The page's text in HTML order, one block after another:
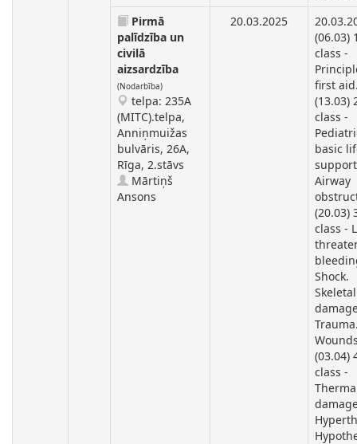
Pirmā
palīdzība un
civilā
aizsardzība
(Nodarbība)
telpa: 235A
(MITC).telpa,
Anniņmuižas
bulvāris, 26A,
Rīga, 2.stāvs
Mārtiņš
Ansons
20.03.2025
(06.03)
class -
first
(13.03)
class -
basic
Airway
(20.03)
class -
Shock.
Skeletal
(03.04)
class -